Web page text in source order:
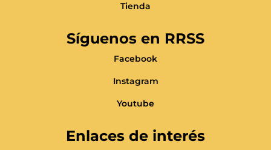
Tienda
Síguenos en RRSS
Facebook
Instagram
Youtube
Enlaces de interés